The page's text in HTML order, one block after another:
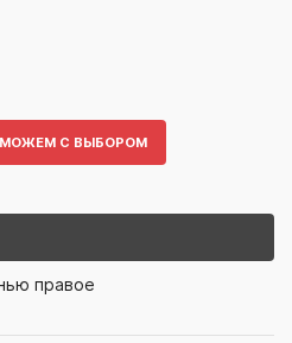
С ВЫБОРОМ
правое